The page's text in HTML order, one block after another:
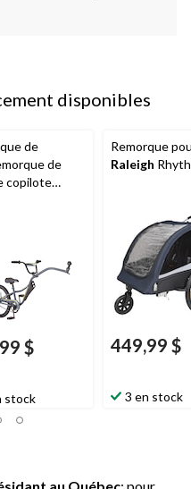
disponibles
de
de
copilote
$
stock
Remorque
Raleigh
449,99 $
3 en stock